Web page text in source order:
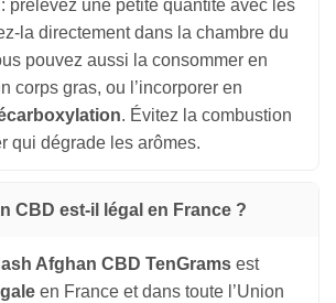
prélevez une petite quantité avec les
la directement dans la chambre du
pouvez aussi la consommer en
corps gras, ou l’incorporer en
. Évitez la combustion
qui dégrade les arômes.
CBD est-il légal en France ?
Afghan CBD TenGrams est
en France et dans toute l’Union